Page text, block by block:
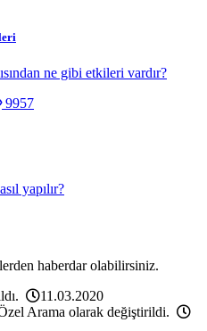
ne gibi etkileri vardır?
9957
yapılır?
haberdar olabilirsiniz.
11.03.2020
Arama olarak değiştirildi.